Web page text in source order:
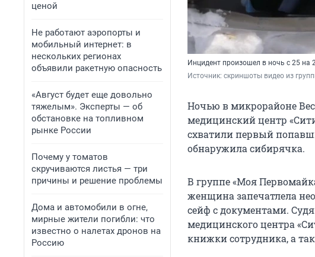
ценой
Не работают аэропорты и
мобильный интернет: в
нескольких регионах
объявили ракетную опасность
«Август будет еще довольно
тяжелым». Эксперты — об
обстановке на топливном
рынке России
Почему у томатов
скручиваются листья — три
причины и решение проблемы
Дома и автомобили в огне,
мирные жители погибли: что
известно о налетах дронов на
Россию
Инцидент произошел в ночь с 25 на
Источник: скриншоты видео из
Ночью в микрорайоне
медицинский центр
схватили первый
обнаружила сибирячка.
В группе «Моя
женщина запечатлела
сейф с документами.
медицинского центра
книжки сотрудника, а